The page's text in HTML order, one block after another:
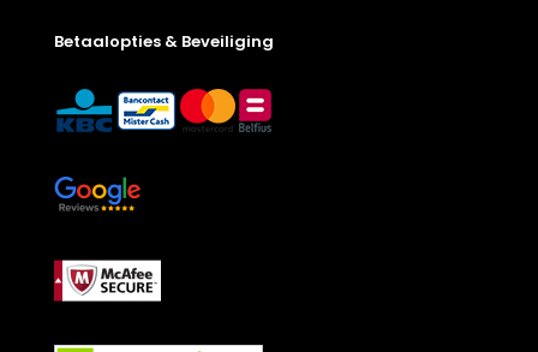
Betaalopties & Beveiliging